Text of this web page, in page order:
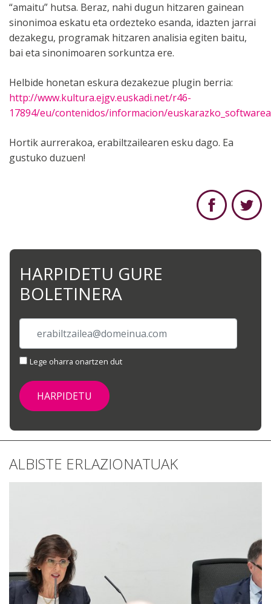
“amaitu” hutsa. Beraz, nahi dugun hitzaren gainean
sinonimoa eskatu eta ordezteko esanda, idazten jarrai
dezakegu, programak hitzaren analisia egiten baitu,
bai eta sinonimoaren sorkuntza ere.
Helbide honetan eskura dezakezue plugin berria:
http://www.kultura.ejgv.euskadi.net/r46-
17894/eu/contenidos/informacion/
Hortik aurrerakoa, erabiltzailearen esku dago. Ea
gustuko duzuen!
HARPIDETU GURE
BOLETINERA
Lege oharra onartzen dut
ALBISTE ERLAZIONATUAK